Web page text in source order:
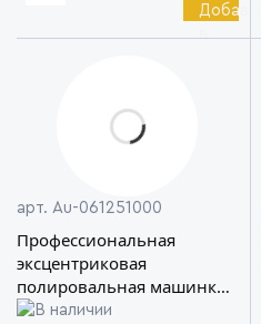
арт. Au-061251000
Профессиональная
эксцентриковая
полировальная машинка
B125 AuTech